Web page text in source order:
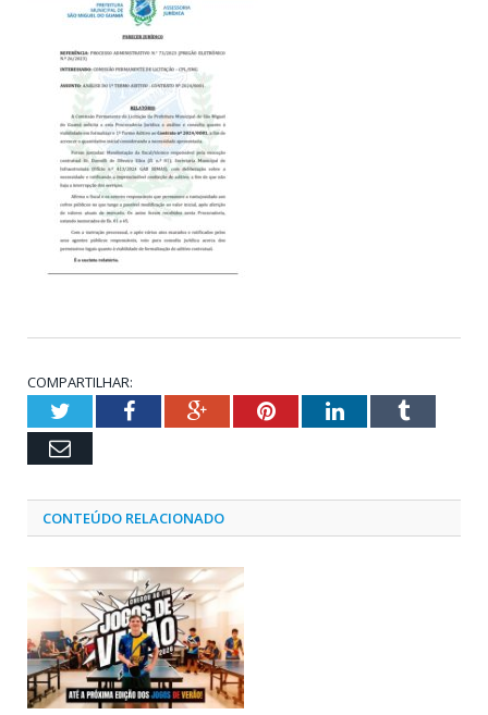
COMPARTILHAR:
TwitterFacebookGoogle+PinterestLinkedInTumblr
Email
CONTEÚDO RELACIONADO